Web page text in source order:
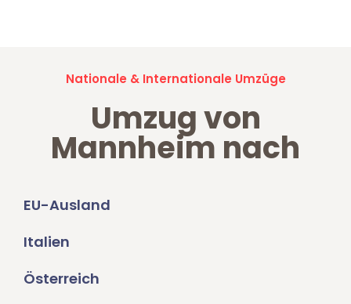
Nationale & Internationale Umzüge
Umzug von
Mannheim nach
EU-Ausland
Italien
Österreich